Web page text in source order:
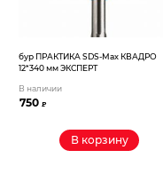
бур ПРАКТИКА SDS-Max КВАДРО
12*340 мм ЭКСПЕРТ
В наличии
750₽
В корзину